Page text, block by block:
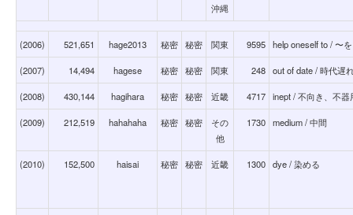
沖縄
(2006) 521,651 hage2013 秘密 秘密 関東 9595 help oneself to / 〜
(2007) 14,494 hagese 秘密 秘密 関東 248 out of date / 時代遅
(2008) 430,144 hagihara 秘密 秘密 近畿 4717 inept / 不向き、不器
(2009) 212,519 hahahaha 秘密 秘密
その
他
1730 medium / 中間
(2010) 152,500 haisai 秘密 秘密 近畿 1300 dye / 染める